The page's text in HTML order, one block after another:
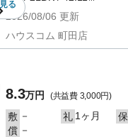
見る
2026/08/06 更新
ハウスコム 町田店
8.3万円 (共益費 3,000円)
敷 － 礼 1ヶ月 保
償 －